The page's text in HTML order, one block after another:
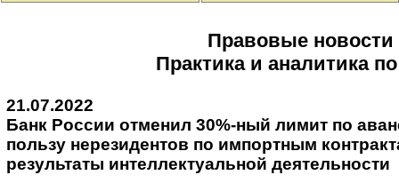
Правовые новости
Практика и аналитика
21.07.2022
Банк России отменил 30%-ный лимит по
пользу нерезидентов по импортным
результаты интеллектуальной деятельности